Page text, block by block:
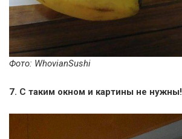
Фото: WhovianSushi
7. С таким окном и картины не нужны!